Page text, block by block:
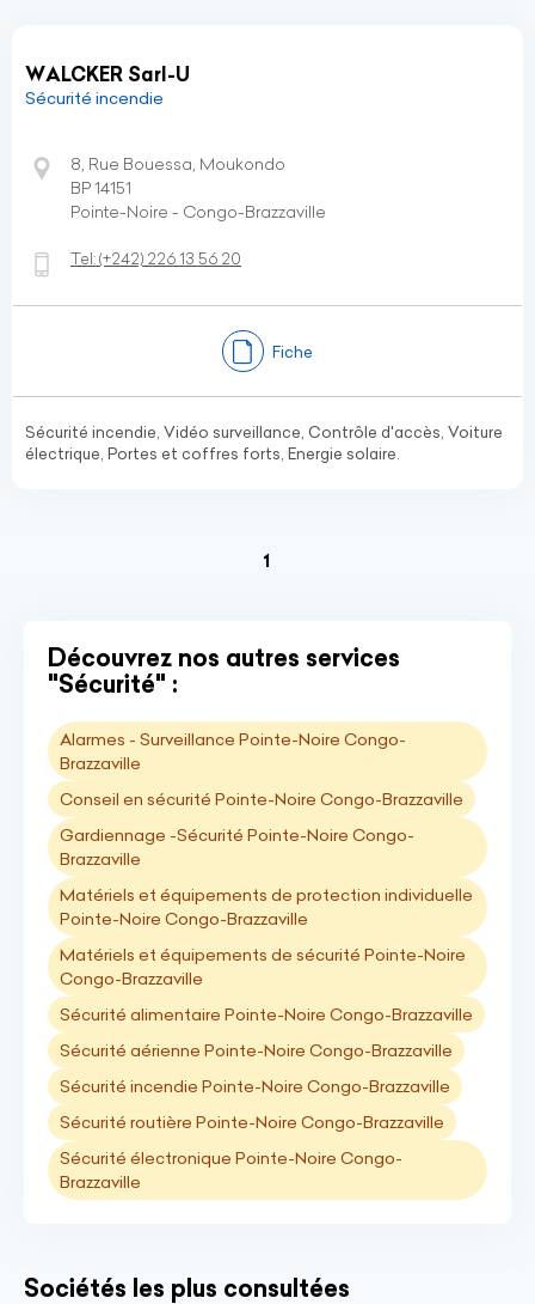
WALCKER Sarl-U
Sécurité incendie
8, Rue Bouessa, Moukondo
BP 14151
Pointe-Noire - Congo-Brazzaville
Tel:(+242) 226 13 56 20
Fiche
Sécurité incendie, Vidéo surveillance, Contrôle d'accès, Voiture
électrique, Portes et coffres forts, Energie solaire.
1
Découvrez nos autres services
"Sécurité" :
Alarmes - Surveillance Pointe-Noire Congo-
Brazzaville
Conseil en sécurité Pointe-Noire Congo-Brazzaville
Gardiennage -Sécurité Pointe-Noire Congo-
Brazzaville
Matériels et équipements de protection individuelle
Pointe-Noire Congo-Brazzaville
Matériels et équipements de sécurité Pointe-Noire
Congo-Brazzaville
Sécurité alimentaire Pointe-Noire Congo-Brazzaville
Sécurité aérienne Pointe-Noire Congo-Brazzaville
Sécurité incendie Pointe-Noire Congo-Brazzaville
Sécurité routière Pointe-Noire Congo-Brazzaville
Sécurité électronique Pointe-Noire Congo-
Brazzaville
Sociétés les plus consultées